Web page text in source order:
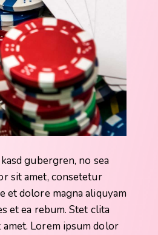
gubergren, no sea
sit amet, consetetur
et dolore magna aliquyam
et ea rebum. Stet clita
Lorem ipsum dolor